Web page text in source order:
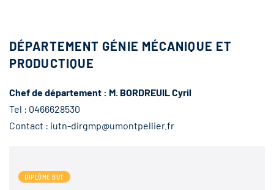
DÉPARTEMENT GÉNIE MÉCANIQUE ET
PRODUCTIQUE
Chef de département : M. BORDREUIL Cyril
Tel : 0466628530
Contact : iutn-dirgmp@umontpellier.fr
DIPLÔME BUT